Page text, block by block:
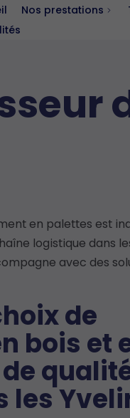
Nos prestations
en palettes est
logistique dans
avec des
de
bois et
les